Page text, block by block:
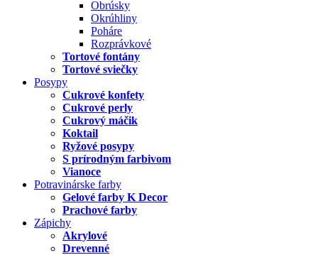
Obrúsky
Okrúhliny
Poháre
Rozprávkové
Tortové fontány
Tortové sviečky
Posypy
Cukrové konfety
Cukrové perly
Cukrový máčik
Koktail
Ryžové posypy
S prírodným farbivom
Vianoce
Potravinárske farby
Gelové farby K Decor
Prachové farby
Zápichy
Akrylové
Drevenné